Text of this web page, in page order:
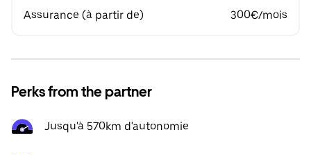
Assurance (à partir de) 300€/mois
Perks from the partner
Jusqu'à 570km d'autonomie